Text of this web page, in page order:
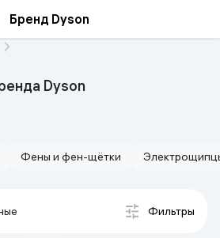
Бренд Dyson
Dyson
Фены и фен-щётки
Фильтры